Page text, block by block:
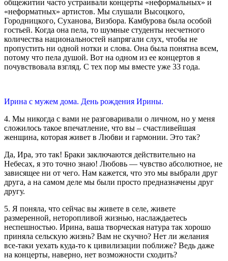
общежитии часто устраивали концерты «неформальных» и
«неформатных» артистов. Мы слушали Высоцкого,
Городницкого, Суханова, Визбора. Камбурова была особой
гостьей. Когда она пела, то шумные студенты несчетного
количества национальностей напрягали слух, чтобы не
пропустить ни одной нотки и слова. Она была понятна всем,
потому что пела душой. Вот на одном из ее концертов я
почувствовала взгляд. С тех пор мы вместе уже 33 года.
Ирина с мужем дома. День рождения Ирины.
4. Мы никогда с вами не разговаривали о личном, но у меня
сложилось такое впечатление, что вы – счастливейшая
женщина, которая живет в Любви и гармонии. Это так?
Да, Ира, это так! Браки заключаются действительно на
Небесах, я это точно знаю! Любовь — чувство абсолютное, не
зависящее ни от чего. Нам кажется, что это мы выбрали друг
друга, а на самом деле мы были просто предназначены друг
другу.
5. Я поняла, что сейчас вы живете в селе, живете
размеренной, неторопливой жизнью, наслаждаетесь
неспешностью. Ирина, ваша творческая натура так хорошо
приняла сельскую жизнь? Вам не скучно? Нет ли желания
все-таки уехать куда-то к цивилизации поближе? Ведь даже
на концерты, наверно, нет возможности сходить?